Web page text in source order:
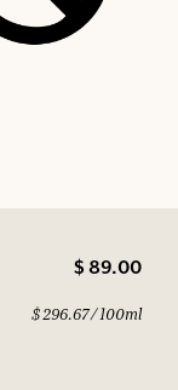
$ 89.00
$ 296.67 / 100ml